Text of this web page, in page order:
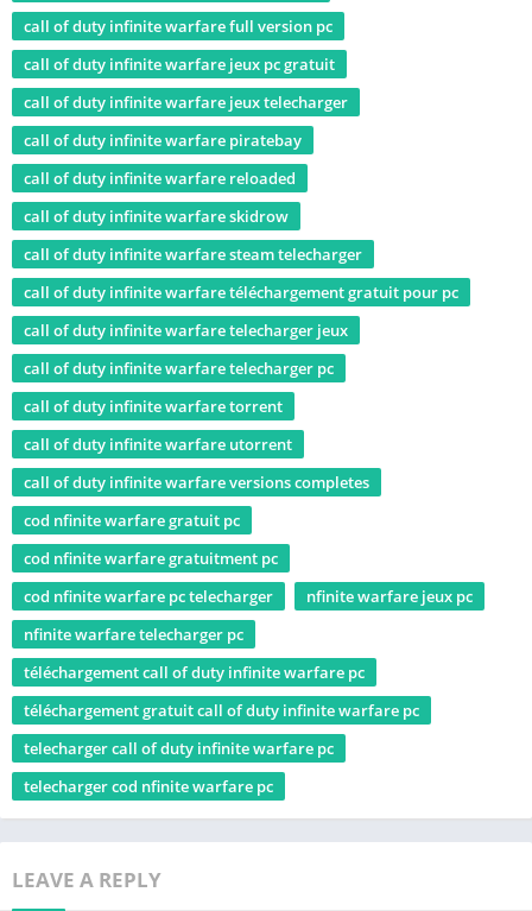
call of duty infinite warfare full version pc
call of duty infinite warfare jeux pc gratuit
call of duty infinite warfare jeux telecharger
call of duty infinite warfare piratebay
call of duty infinite warfare reloaded
call of duty infinite warfare skidrow
call of duty infinite warfare steam telecharger
call of duty infinite warfare téléchargement gratuit pour pc
call of duty infinite warfare telecharger jeux
call of duty infinite warfare telecharger pc
call of duty infinite warfare torrent
call of duty infinite warfare utorrent
call of duty infinite warfare versions completes
cod nfinite warfare gratuit pc
cod nfinite warfare gratuitment pc
cod nfinite warfare pc telecharger
nfinite warfare jeux pc
nfinite warfare telecharger pc
téléchargement call of duty infinite warfare pc
téléchargement gratuit call of duty infinite warfare pc
telecharger call of duty infinite warfare pc
telecharger cod nfinite warfare pc
LEAVE A REPLY